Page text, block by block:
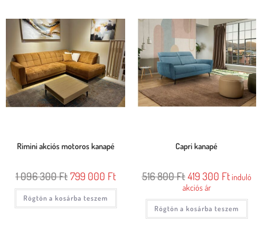
Rimini akciós motoros kanapé
1 096 300Ft 799 000 Ft
Rögtön a kosárba teszem
Capri kanapé
516 800Ft 419 300 Ftinduló
akciós ár
Rögtön a kosárba teszem